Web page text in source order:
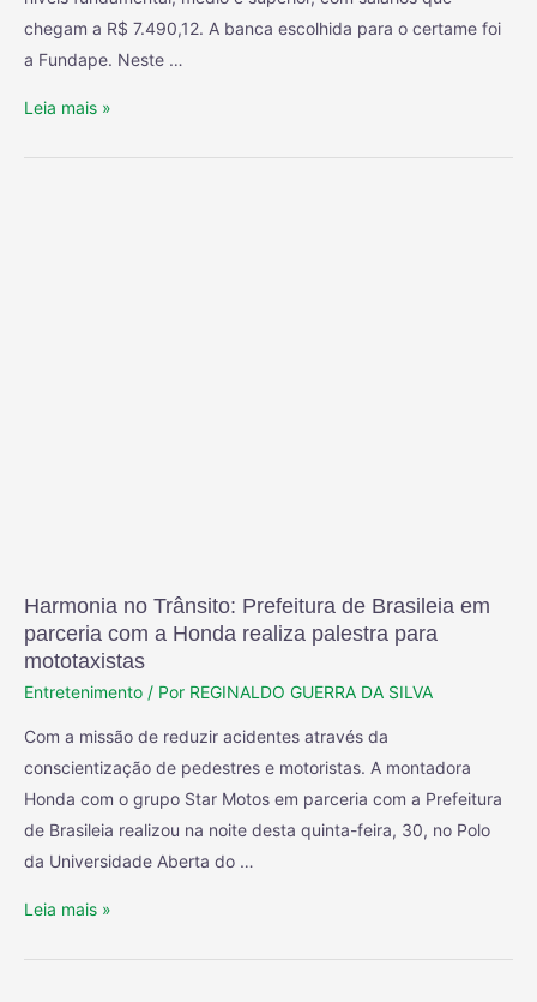
chegam a R$ 7.490,12. A banca escolhida para o certame foi
a Fundape. Neste …
Leia mais »
Harmonia no Trânsito: Prefeitura de Brasileia em
parceria com a Honda realiza palestra para
mototaxistas
Entretenimento / Por REGINALDO GUERRA DA SILVA
Com a missão de reduzir acidentes através da
conscientização de pedestres e motoristas. A montadora
Honda com o grupo Star Motos em parceria com a Prefeitura
de Brasileia realizou na noite desta quinta-feira, 30, no Polo
da Universidade Aberta do …
Leia mais »